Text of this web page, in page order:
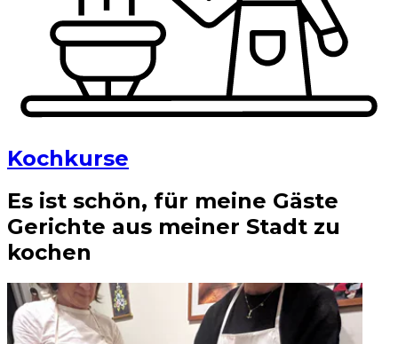
Kochkurse
Es ist schön, für meine Gäste
Gerichte aus meiner Stadt zu
kochen